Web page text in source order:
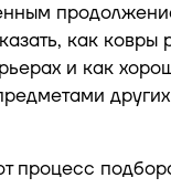
как ковры
и как
процесс